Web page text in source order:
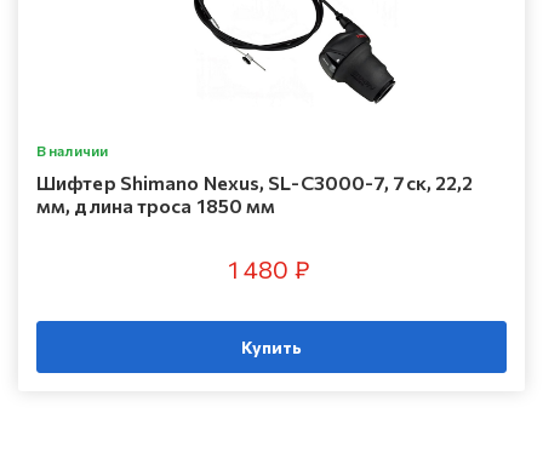
В наличии
Шифтер Shimano Nexus, SL-C3000-7, 7ск, 22,2
мм, длина троса 1850 мм
1 480 ₽
Купить